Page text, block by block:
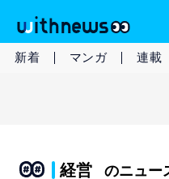
新着 マンガ 連載
経営 のニュー